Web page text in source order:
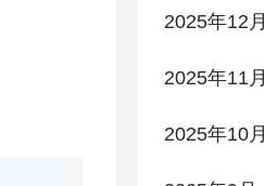
2025年12月
2025年11月
2025年10月